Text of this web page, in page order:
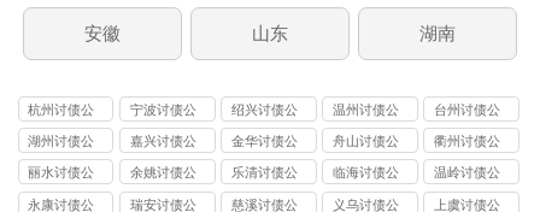
安徽 山东 湖南
杭州讨债公
司
宁波讨债公
司
绍兴讨债公
司
温州讨债公
司
台州讨债公
司
湖州讨债公
司
嘉兴讨债公
司
金华讨债公
司
舟山讨债公
司
衢州讨债公
司
丽水讨债公
司
余姚讨债公
司
乐清讨债公
司
临海讨债公
司
温岭讨债公
司
永康讨债公
瑞安讨债公
慈溪讨债公
义乌讨债公
上虞讨债公